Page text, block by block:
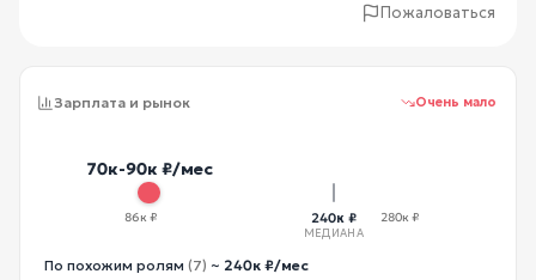
Пожаловаться
Зарплата и рынок Очень мало
70к-90к ₽/мес
86к ₽ 240к ₽
МЕДИАНА
280к ₽
По похожим ролям (7) ~ 240к ₽/мес